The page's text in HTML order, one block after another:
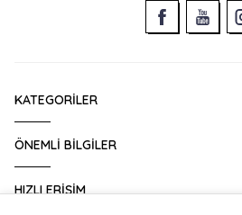
KATEGORILER
ÖNEMLI BILGILER
HIZLI ERIŞIM